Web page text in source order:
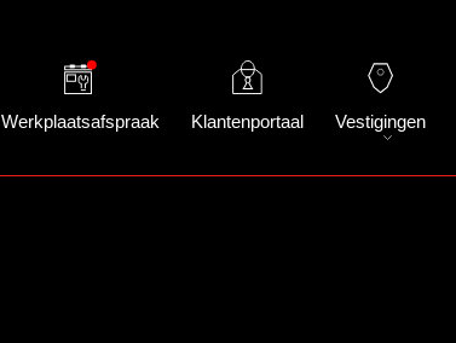
Werkplaatsafspraak Klantenportaal Vestigingen